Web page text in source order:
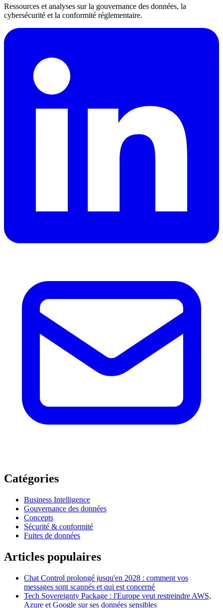
Ressources et analyses sur la gouvernance des données, la
cybersécurité et la conformité réglementaire.
Catégories
Business Intelligence
Gouvernance des données
Concepts
Sécurité & conformité
Fuites de données
Articles populaires
Chat Control prolongé jusqu'en 2028 : comment vos
messages sont scannés et qui est concerné
Tech Sovereignty Package : l'Europe veut restreindre AWS,
Azure et Google sur ses données sensibles